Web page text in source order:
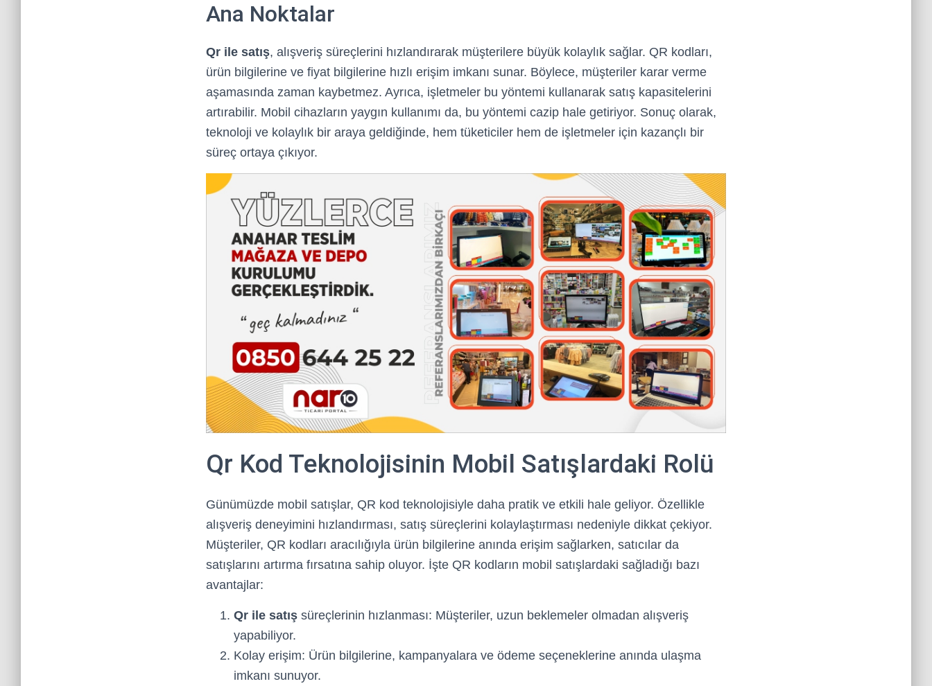
Ana Noktalar
Qr ile satış, alışveriş süreçlerini hızlandırarak müşterilere büyük kolaylık sağlar. QR kodları,
ürün bilgilerine ve fiyat bilgilerine hızlı erişim imkanı sunar. Böylece, müşteriler karar verme
aşamasında zaman kaybetmez. Ayrıca, işletmeler bu yöntemi kullanarak satış kapasitelerini
artırabilir. Mobil cihazların yaygın kullanımı da, bu yöntemi cazip hale getiriyor. Sonuç olarak,
teknoloji ve kolaylık bir araya geldiğinde, hem tüketiciler hem de işletmeler için kazançlı bir
süreç ortaya çıkıyor.
Qr Kod Teknolojisinin Mobil Satışlardaki Rolü
Günümüzde mobil satışlar, QR kod teknolojisiyle daha pratik ve etkili hale geliyor. Özellikle
alışveriş deneyimini hızlandırması, satış süreçlerini kolaylaştırması nedeniyle dikkat çekiyor.
Müşteriler, QR kodları aracılığıyla ürün bilgilerine anında erişim sağlarken, satıcılar da
satışlarını artırma fırsatına sahip oluyor. İşte QR kodların mobil satışlardaki sağladığı bazı
avantajlar:
Qr ile satış süreçlerinin hızlanması: Müşteriler, uzun beklemeler olmadan alışveriş
yapabiliyor.
Kolay erişim: Ürün bilgilerine, kampanyalara ve ödeme seçeneklerine anında ulaşma
imkanı sunuyor.